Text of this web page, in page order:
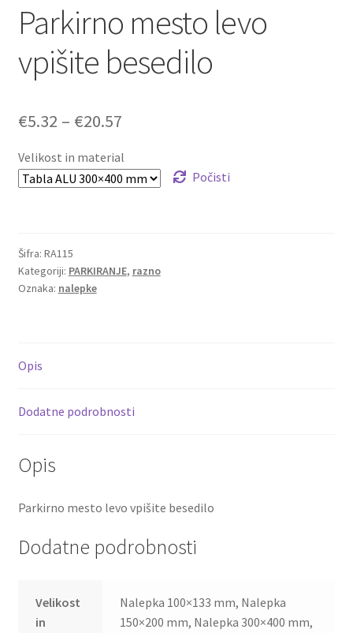
Parkirno mesto levo
vpišite besedilo
€5.32 – €20.57Cenovni
razpon:
od
Velikost in material
Počisti
Šifra: RA115
Kategoriji: PARKIRANJE, razno
Oznaka: nalepke
Opis
Dodatne podrobnosti
Opis
Parkirno mesto levo vpišite besedilo
Dodatne podrobnosti
Velikost
in
Nalepka 100×133 mm, Nalepka
150×200 mm, Nalepka 300×400 mm,